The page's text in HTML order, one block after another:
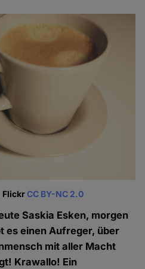
FlickrCC BY-NC 2.0
Saskia Esken, morgen
es einen Aufreger, über
mit aller Macht
Krawallo! Ein